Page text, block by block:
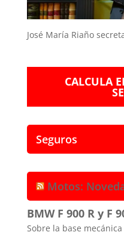
José María Riaño
CALCULA
Seguros
Motos:
BMW F 900 R y F
Sobre la base